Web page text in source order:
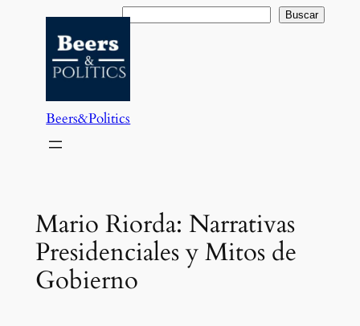
contenido
Buscar Buscar
Beers&Politics
Mario Riorda: Narrativas
Presidenciales y Mitos de
Gobierno